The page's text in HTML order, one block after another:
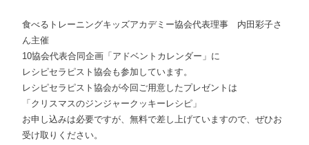
食べるトレーニングキッズアカデミー協会代表理事 内田彩子さ
ん主催
10協会代表合同企画「アドベントカレンダー」に
レシピセラピスト協会も参加しています。
レシピセラピスト協会が今回ご用意したプレゼントは
「クリスマスのジンジャークッキーレシピ」
お申し込みは必要ですが、無料で差し上げていますので、ぜひお
受け取りください。